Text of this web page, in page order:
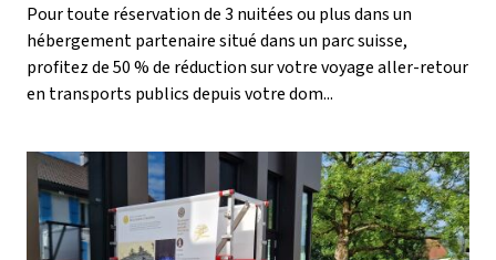
Pour toute réservation de 3 nuitées ou plus dans un
hébergement partenaire situé dans un parc suisse,
profitez de 50 % de réduction sur votre voyage aller-retour
en transports publics depuis votre dom...